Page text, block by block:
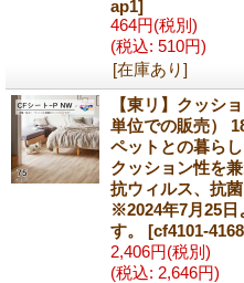
ap1]
464円(税別)
(税込: 510円)
[在庫あり]
【東リ】クッシ
単位での販売）
ペットとの暮ら
クッション性を
抗ウィルス、抗
※2024年7月25日
す。 [cf4101-
2,406円(税別)
(税込: 2,646円)